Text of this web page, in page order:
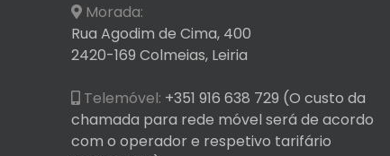
Morada:
Rua Agodim de Cima, 400
2420-169 Colmeias, Leiria
Telemóvel: +351 916 638 729 (O custo da
chamada para rede móvel será de acordo
com o operador e respetivo tarifário